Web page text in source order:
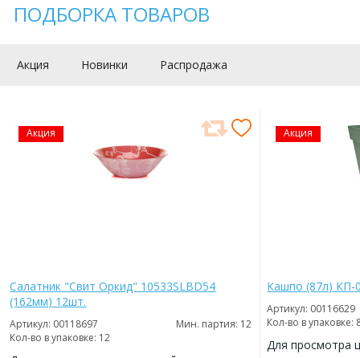
ПОДБОРКА ТОВАРОВ
Акция Новинки Распродажа
Акция
Салатник "Свит Оркид" 10533SLBD54
(162мм) 12шт.
Артикул: 00118697
Мин. партия: 12
Кол-во в упаковке: 12
Акция
Кашпо (87л) КП-
Артикул: 00116629
Кол-во в упаковке:
Для просмотра